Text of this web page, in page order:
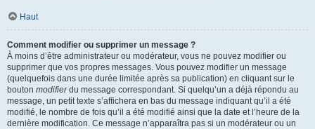
Haut
Comment modifier ou supprimer un message ?
À moins d’être administrateur ou modérateur, vous ne pouvez modifier ou
supprimer que vos propres messages. Vous pouvez modifier un message
(quelquefois dans une durée limitée après sa publication) en cliquant sur le
bouton modifierdu message correspondant. Si quelqu’un a déjà répondu au
message, un petit texte s’affichera en bas du message indiquant qu’il a été
modifié, le nombre de fois qu’il a été modifié ainsi que la date et l’heure de la
dernière modification. Ce message n’apparaîtra pas si un modérateur ou un